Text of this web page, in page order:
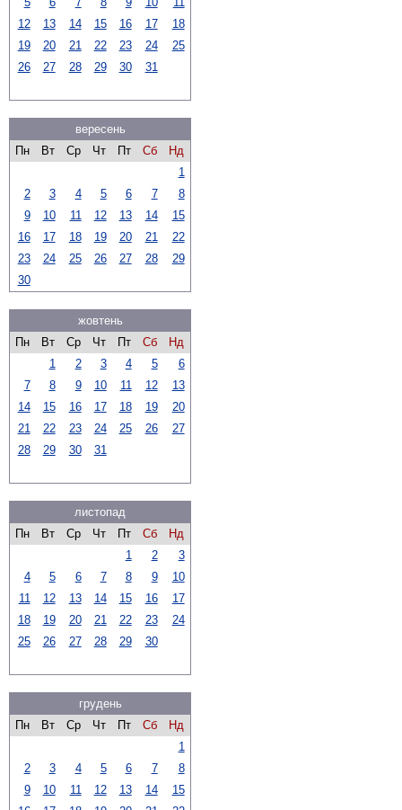
12
13 14 15 16 17
18
19
20 21 22 23 24
25
26
27 28 29 30 31
вересень
Пн
Вт Ср Чт Пт Сб
Нд
1
2
3 4 5 6 7
8
9
10 11 12 13 14
15
16
17 18 19 20 21
22
23
24 25 26 27 28
29
30
жовтень
Пн
Вт Ср Чт Пт Сб
Нд
1
2 3 4 5
6
7
8 9 10 11 12
13
14
15 16 17 18 19
20
21
22 23 24 25 26
27
28
29 30 31
листопад
Пн
Вт Ср Чт Пт Сб
Нд
1
2
3
4
5 6 7 8 9
10
11
12 13 14 15 16
17
18
19 20 21 22 23
24
25
26 27 28 29 30
грудень
Пн
Вт Ср Чт Пт Сб
Нд
1
2
3 4 5 6 7
8
9
10 11 12 13 14
15